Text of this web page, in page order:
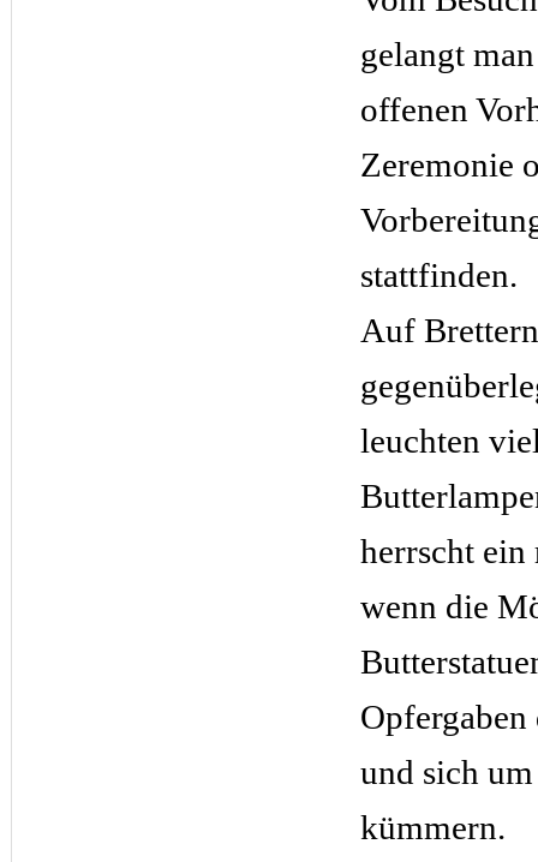
gelangt
offenen
Zeremonie
stattfinden.
Auf
leuchten
herrscht ein
wenn die
und sich
kümmern.